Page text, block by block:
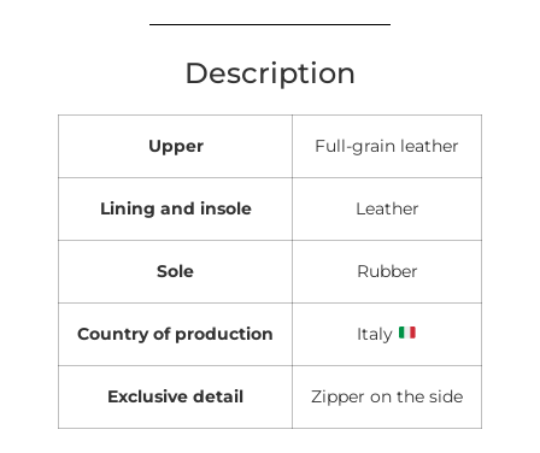
Description
Upper Full-grain leather
Lining and insole Leather
Sole Rubber
Country of production Italy
Exclusive detail Zipper on the side